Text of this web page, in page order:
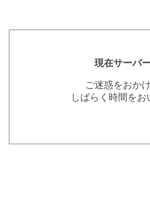
現在サーバ
ご迷惑をおか
しばらく時間を